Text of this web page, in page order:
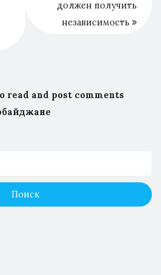
должен получить
независимость
read and post comments